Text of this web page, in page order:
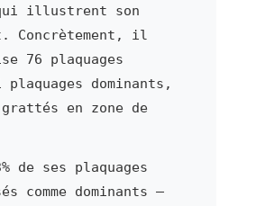
illustrent son
Concrètement, il
76 plaquages
dominants,
en zone de
de ses plaquages
comme dominants —